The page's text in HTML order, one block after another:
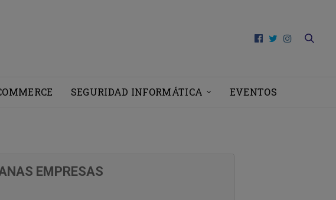
SEGURIDAD INFORMÁTICA EVENTOS
EMPRESAS